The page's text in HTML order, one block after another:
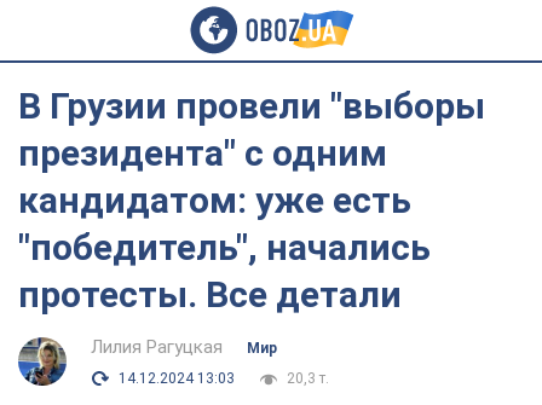
В Грузии провели "выборы
президента" с одним
кандидатом: уже есть
"победитель", начались
протесты. Все детали
Лилия Рагуцкая
Мир
14.12.2024 13:03
20,3 т.